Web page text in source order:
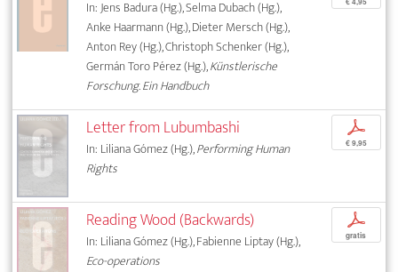
In: Jens Badura (Hg.), Selma Dubach (Hg.),
Anke Haarmann (Hg.), Dieter Mersch (Hg.),
Anton Rey (Hg.), Christoph Schenker (Hg.),
Germán Toro Pérez (Hg.),Künstlerische
Forschung. Ein Handbuch
Letter from Lubumbashi
In: Liliana Gómez (Hg.),Performing Human
Rights
p
€ 9,95
Reading Wood (Backwards)
In: Liliana Gómez (Hg.), Fabienne Liptay (Hg.),
Eco-operations
p
gratis